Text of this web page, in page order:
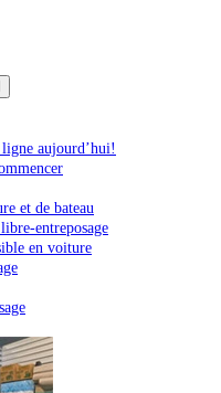
aujourd’hui!
et de bateau
entreposage
en voiture